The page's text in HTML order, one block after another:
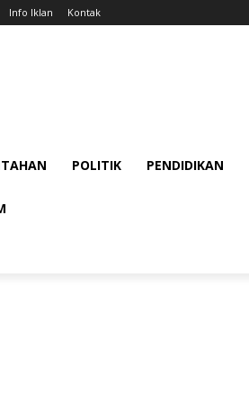
Info Iklan Kontak
POLITIK PENDIDIKAN